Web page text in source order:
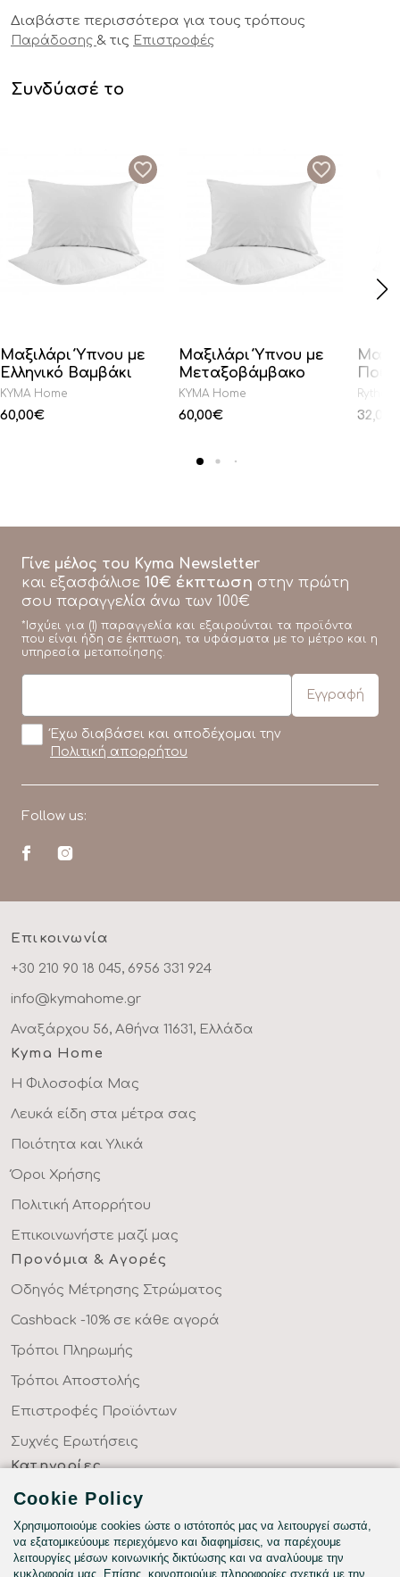
Διαβάστε περισσότερα για τους τρόπους
Παράδοσης & τις Επιστροφές
Συνδύασέ το
Μαξιλάρι Ύπνου με
Ελληνικό Βαμβάκι
KYMA Home
60,00€
Μαξιλάρι Ύπνου με
Μεταξοβάμβακο
KYMA Home
60,00€ 32,00
Γίνε μέλος του Kyma Newsletter
και εξασφάλισε 10€ έκπτωση στην πρώτη
σου παραγγελία άνω των 100€
*Ισχύει για (1) παραγγελία και εξαιρούνται τα προϊόντα
που είναι ήδη σε έκπτωση, τα υφάσματα με το μέτρο και η
υπηρεσία μεταποίησης.
Έχω διαβάσει και αποδέχομαι την
Πολιτική απορρήτου
Follow us:
Επικοινωνία
+30 210 90 18 045, 6956 331 924
info@kymahome.gr
Αναξάρχου 56, Αθήνα 11631, Ελλάδα
Kyma Home
Η Φιλοσοφία Μας
Λευκά είδη στα μέτρα σας
Ποιότητα και Υλικά
Όροι Χρήσης
Πολιτική Απορρήτου
Επικοινωνήστε μαζί μας
Προνόμια & Αγορές
Οδηγός Μέτρησης Στρώματος
Cashback -10% σε κάθε αγορά
Τρόποι Πληρωμής
Τρόποι Αποστολής
Επιστροφές Προϊόντων
Συχνές Ερωτήσεις
Κατηγορίες
ΣΕΝΤΟΝΙΑ ΣΤΑ ΜΕΤΡΑ ΣΑΣ
ΥΦΑΣΜΑΤΑ ΜΕ ΤΟ ΜΕΤΡΟ
ΥΠΝΟΔΩΜΑΤΙΟ
Cookie Policy
Χρησιμοποιούμε cookies ώστε ο ιστότοπός μας να λειτουργεί σωστά,
να εξατομικεύουμε περιεχόμενο και διαφημίσεις, να παρέχουμε
λειτουργίες μέσων κοινωνικής δικτύωσης και να αναλύουμε την
κυκλοφορία μας. Επίσης, κοινοποιούμε πληροφορίες σχετικά με την